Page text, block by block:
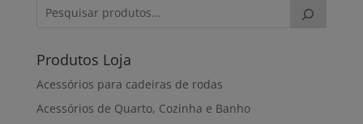
Produtos Loja
Acessórios para cadeiras de rodas
Acessórios de Quarto, Cozinha e Banho